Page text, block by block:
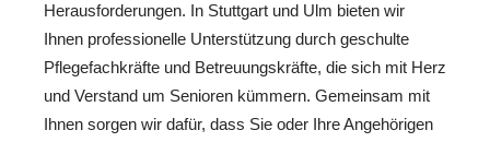
Herausforderungen. In Stuttgart und Ulm bieten wir
Ihnen professionelle Unterstützung durch geschulte
Pflegefachkräfte und Betreuungskräfte, die sich mit Herz
und Verstand um Senioren kümmern. Gemeinsam mit
Ihnen sorgen wir dafür, dass Sie oder Ihre Angehörigen